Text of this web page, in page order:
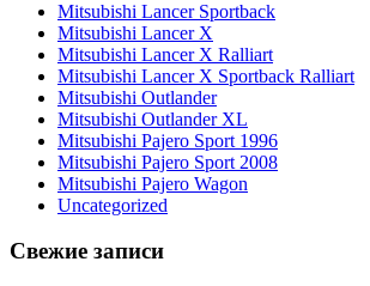
Mitsubishi Lancer Sportback
Mitsubishi Lancer X
Mitsubishi Lancer X Ralliart
Mitsubishi Lancer X Sportback Ralliart
Mitsubishi Outlander
Mitsubishi Outlander XL
Mitsubishi Pajero Sport 1996
Mitsubishi Pajero Sport 2008
Mitsubishi Pajero Wagon
Uncategorized
Свежие записи